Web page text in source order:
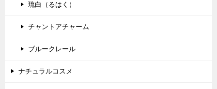
琉白（るはく）
チャントアチャーム
ブルークレール
ナチュラルコスメ